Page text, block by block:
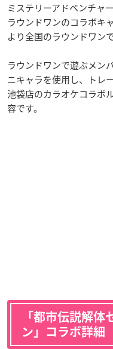
ミステリーアドベンチャ
ラウンドワンのコラボキ
より全国のラウンドワン
ラウンドワンで遊ぶメン
ニキャラを使用し、トレ
池袋店のカラオケコラボ
容です。
「都市伝説解
ン」コラボ詳細